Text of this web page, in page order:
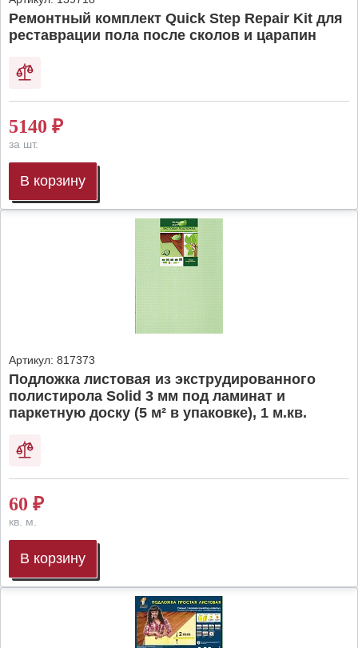
Ремонтный комплект Quick Step Repair Kit для
реставрации пола после сколов и царапин
5140 ₽
за шт.
В корзину
Артикул: 817373
Подложка листовая из экструдированного
полистирола Solid 3 мм под ламинат и
паркетную доску (5 м² в упаковке), 1 м.кв.
60 ₽
кв. м.
В корзину